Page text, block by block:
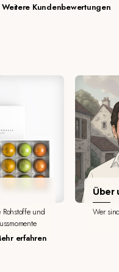
Weitere Kundenbewertungen
und
erfahren
Über
Wer